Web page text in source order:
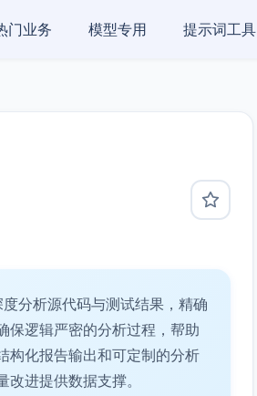
门业务 模型专用 提示词工具
分析源代码与测试结果，精确
保逻辑严密的分析过程，帮助
构化报告输出和可定制的分析
进提供数据支撑。